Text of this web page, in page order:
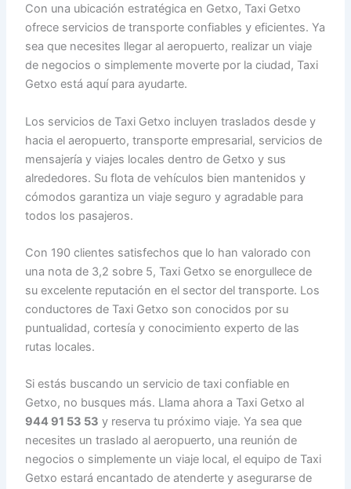
Con una ubicación estratégica en Getxo, Taxi Getxo
ofrece servicios de transporte confiables y eficientes. Ya
sea que necesites llegar al aeropuerto, realizar un viaje
de negocios o simplemente moverte por la ciudad, Taxi
Getxo está aquí para ayudarte.
Los servicios de Taxi Getxo incluyen traslados desde y
hacia el aeropuerto, transporte empresarial, servicios de
mensajería y viajes locales dentro de Getxo y sus
alrededores. Su flota de vehículos bien mantenidos y
cómodos garantiza un viaje seguro y agradable para
todos los pasajeros.
Con 190 clientes satisfechos que lo han valorado con
una nota de 3,2 sobre 5, Taxi Getxo se enorgullece de
su excelente reputación en el sector del transporte. Los
conductores de Taxi Getxo son conocidos por su
puntualidad, cortesía y conocimiento experto de las
rutas locales.
Si estás buscando un servicio de taxi confiable en
Getxo, no busques más. Llama ahora a Taxi Getxo al
944 91 53 53 y reserva tu próximo viaje. Ya sea que
necesites un traslado al aeropuerto, una reunión de
negocios o simplemente un viaje local, el equipo de Taxi
Getxo estará encantado de atenderte y asegurarse de